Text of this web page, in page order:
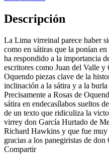
Descripción
La Lima virreinal parece haber
como en sátiras que la ponían
ha respondido a la importancia
escritores como Juan del Valle y
Oquendo piezas clave de la
inclinación a la sátira y a la burla
Precisamente a Rosas de
sátira en endecasílabos sueltos
de un texto que ridiculiza la
virrey don García Hurtado de
Richard Hawkins y que fue muy
gracias a los panegiristas de don
Compartir